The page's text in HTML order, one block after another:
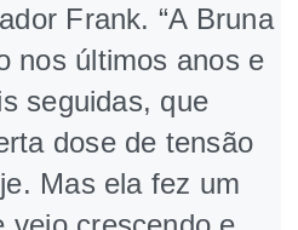
Frank. “A Bruna
nos últimos anos e
seguidas, que
dose de tensão
Mas ela fez um